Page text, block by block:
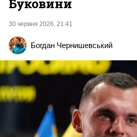
Різне
Казино
Буковини
30 червня 2026, 21:41
Богдан Чернишевський